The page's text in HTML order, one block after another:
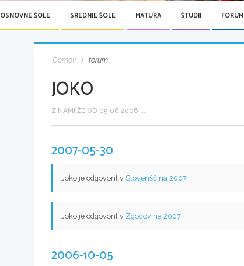
OSNOVNE ŠOLE SREDNJE ŠOLE MATURA ŠTUDIJ FORUM
Domov forum
JOKO
Z NAMI ŽE OD 05.06.2006 ...
2007-05-30
Joko je odgovoril v Slovenščina 2007
Joko je odgovoril v Zgodovina 2007
2006-10-05